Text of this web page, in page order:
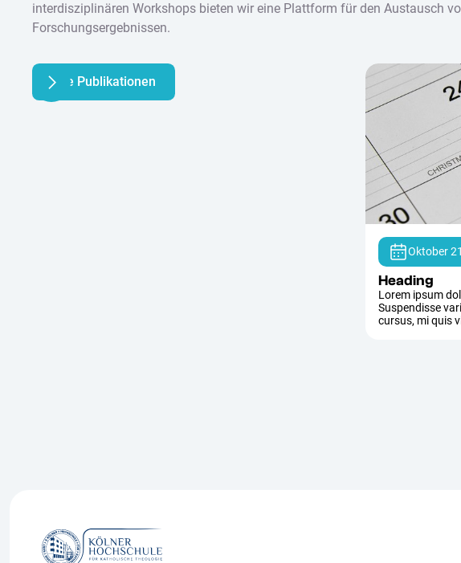
interdisziplinären Workshops bieten wir eine Plattform für den Austausch
Forschungsergebnissen.
Oktober
Heading
Lorem ipsum
Suspendisse
cursus, mi quis
Alle Publikationen